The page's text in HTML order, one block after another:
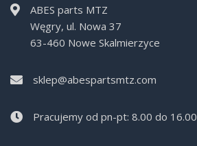
ABES parts MTZ
Węgry, ul. Nowa 37
63-460 Nowe Skalmierzyce
sklep@abespartsmtz.com
Pracujemy od pn-pt: 8.00 do 16.00